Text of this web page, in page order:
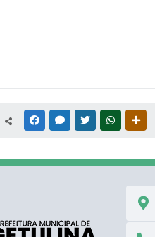
FACEBOOKMESSENGER
TWITTERWHATSAPP